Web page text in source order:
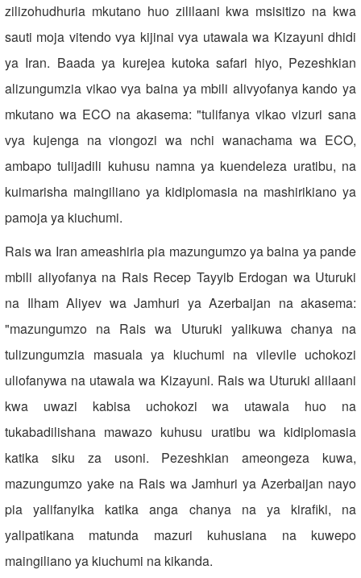
zilizohudhuria mkutano huo zililaani kwa msisitizo na kwa
sauti moja vitendo vya kijinai vya utawala wa Kizayuni dhidi
ya Iran. Baada ya kurejea kutoka safari hiyo, Pezeshkian
alizungumzia vikao vya baina ya mbili alivyofanya kando ya
mkutano wa ECO na akasema: "tulifanya vikao vizuri sana
vya kujenga na viongozi wa nchi wanachama wa ECO,
ambapo tulijadili kuhusu namna ya kuendeleza uratibu, na
kuimarisha maingiliano ya kidiplomasia na mashirikiano ya
pamoja ya kiuchumi.
Rais wa Iran ameashiria pia mazungumzo ya baina ya pande
mbili aliyofanya na Rais Recep Tayyib Erdogan wa Uturuki
na Ilham Aliyev wa Jamhuri ya Azerbaijan na akasema:
"mazungumzo na Rais wa Uturuki yalikuwa chanya na
tulizungumzia masuala ya kiuchumi na vilevile uchokozi
uliofanywa na utawala wa Kizayuni. Rais wa Uturuki alilaani
kwa uwazi kabisa uchokozi wa utawala huo na
tukabadilishana mawazo kuhusu uratibu wa kidiplomasia
katika siku za usoni. Pezeshkian ameongeza kuwa,
mazungumzo yake na Rais wa Jamhuri ya Azerbaijan nayo
pia yalifanyika katika anga chanya na ya kirafiki, na
yalipatikana matunda mazuri kuhusiana na kuwepo
maingiliano ya kiuchumi na kikanda.